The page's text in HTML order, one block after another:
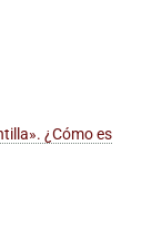
¿Cómo es